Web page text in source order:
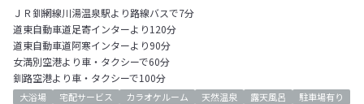
ＪＲ釧網線川湯温泉駅より路線バスで7分
道東自動車道足寄インターより120分
道東自動車道阿寒インターより90分
女満別空港より車・タクシーで60分
釧路空港より車・タクシーで100分
大浴場 宅配サービス カラオケルーム 天然温泉 露天風呂
駐車場有り